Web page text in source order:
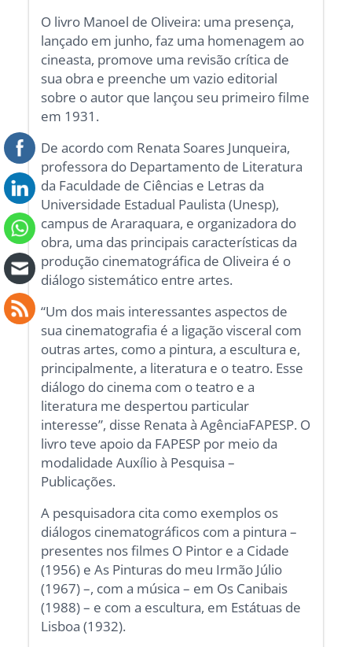
O livro Manoel de Oliveira: uma presença,
lançado em junho, faz uma homenagem ao
cineasta, promove uma revisão crítica de
sua obra e preenche um vazio editorial
sobre o autor que lançou seu primeiro filme
em 1931.
De acordo com Renata Soares Junqueira,
professora do Departamento de Literatura
da Faculdade de Ciências e Letras da
Universidade Estadual Paulista (Unesp),
campus de Araraquara, e organizadora do
obra, uma das principais características da
produção cinematográfica de Oliveira é o
diálogo sistemático entre artes.
“Um dos mais interessantes aspectos de
sua cinematografia é a ligação visceral com
outras artes, como a pintura, a escultura e,
principalmente, a literatura e o teatro. Esse
diálogo do cinema com o teatro e a
literatura me despertou particular
interesse”, disse Renata à AgênciaFAPESP. O
livro teve apoio da FAPESP por meio da
modalidade Auxílio à Pesquisa –
Publicações.
A pesquisadora cita como exemplos os
diálogos cinematográficos com a pintura –
presentes nos filmes O Pintor e a Cidade
(1956) e As Pinturas do meu Irmão Júlio
(1967) –, com a música – em Os Canibais
(1988) – e com a escultura, em Estátuas de
Lisboa (1932).